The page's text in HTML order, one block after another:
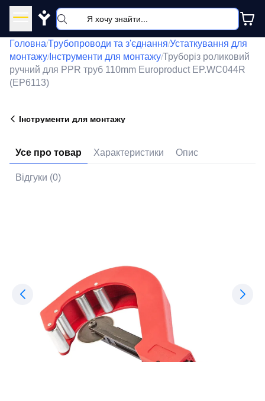
Y
Головна/Трубопроводи та з'єднання/Устаткування для
монтажу/ Інструменти для монтажу/Труборіз роликовий
ручний для PPR труб 110mm Europroduct EP.WС044R
(EP6113)
Інструменти для монтажу
Усе про товар Характеристики Опис
Відгуки (0)